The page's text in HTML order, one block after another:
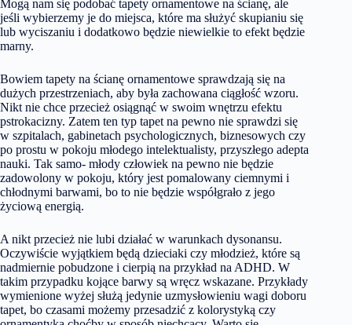
Mogą nam się podobać tapety ornamentowe na ścianę, ale
jeśli wybierzemy je do miejsca, które ma służyć skupianiu się
lub wyciszaniu i dodatkowo będzie niewielkie to efekt będzie
marny.
Bowiem tapety na ścianę ornamentowe sprawdzają się na
dużych przestrzeniach, aby była zachowana ciągłość wzoru.
Nikt nie chce przecież osiągnąć w swoim wnętrzu efektu
pstrokacizny. Zatem ten typ tapet na pewno nie sprawdzi się
w szpitalach, gabinetach psychologicznych, biznesowych czy
po prostu w pokoju młodego intelektualisty, przyszłego adepta
nauki. Tak samo- młody człowiek na pewno nie będzie
zadowolony w pokoju, który jest pomalowany ciemnymi i
chłodnymi barwami, bo to nie będzie współgrało z jego
życiową energią.
A nikt przecież nie lubi działać w warunkach dysonansu.
Oczywiście wyjątkiem będą dzieciaki czy młodzież, które są
nadmiernie pobudzone i cierpią na przykład na ADHD. W
takim przypadku kojące barwy są wręcz wskazane. Przykłady
wymienione wyżej służą jedynie uzmysłowieniu wagi doboru
tapet, bo czasami możemy przesadzić z kolorystyką czy